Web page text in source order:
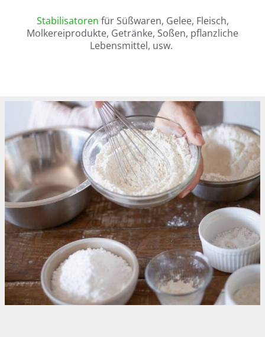
Stabilisatoren für Süßwaren, Gelee, Fleisch,
Molkereiprodukte, Getränke, Soßen, pflanzliche
Lebensmittel, usw.